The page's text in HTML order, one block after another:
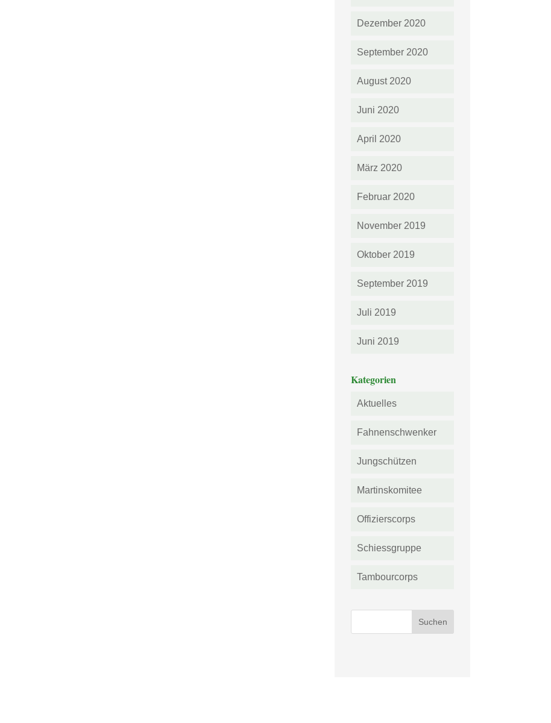
Dezember 2020
September 2020
August 2020
Juni 2020
April 2020
März 2020
Februar 2020
November 2019
Oktober 2019
September 2019
Juli 2019
Juni 2019
Kategorien
Aktuelles
Fahnenschwenker
Jungschützen
Martinskomitee
Offizierscorps
Schiessgruppe
Tambourcorps